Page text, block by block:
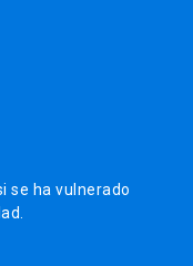
se ha vulnerado